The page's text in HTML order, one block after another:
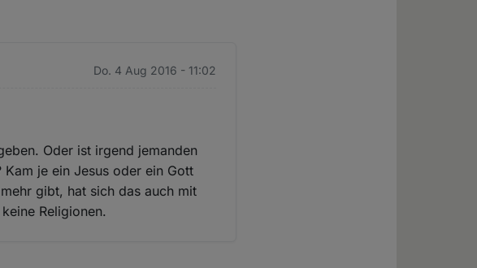
Do. 4 Aug 2016 - 11:02
Oder ist irgend jemanden
je ein Jesus oder ein Gott
gibt, hat sich das auch mit
Religionen.